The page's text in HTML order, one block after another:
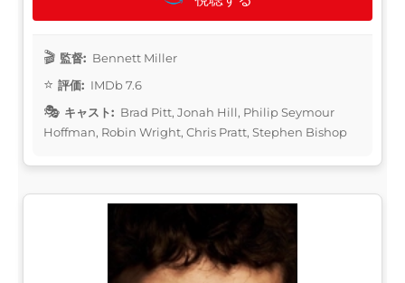
監督: Bennett Miller
評価: IMDb 7.6
キャスト: Brad Pitt, Jonah Hill, Philip Seymour
Hoffman, Robin Wright, Chris Pratt, Stephen Bishop